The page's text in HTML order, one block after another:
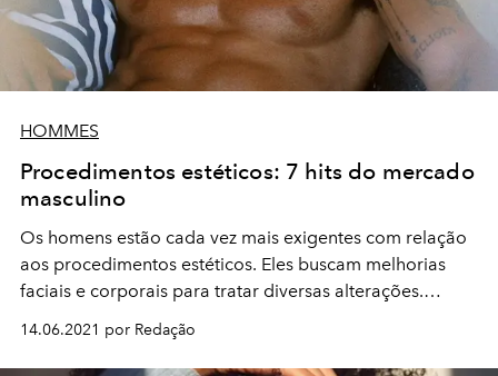
HOMMES
Procedimentos estéticos: 7 hits do mercado
masculino
Os homens estão cada vez mais exigentes com relação
aos procedimentos estéticos. Eles buscam melhorias
faciais e corporais para tratar diversas alterações.
Confira as melhores!
14.06.2021 por Redação